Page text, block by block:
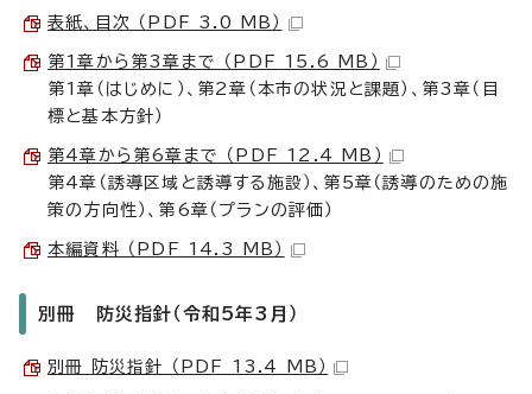
表紙、目次 （PDF 3.0 MB）
第1章から第3章まで （PDF 15.6 MB）
第1章（はじめに）、第2章（本市の状況と課題）、第3章（目
標と基本方針）
第4章から第6章まで （PDF 12.4 MB）
第4章（誘導区域と誘導する施設）、第5章（誘導のための施
策の方向性）、第6章（プランの評価）
本編資料 （PDF 14.3 MB）
別冊 防災指針（令和5年3月）
別冊 防災指針 （PDF 13.4 MB）